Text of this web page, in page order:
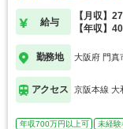
給与
【月収】
【年収】
勤務地 大阪府 門真
アクセス 京阪本線 大
年収700万円以上可 未経験